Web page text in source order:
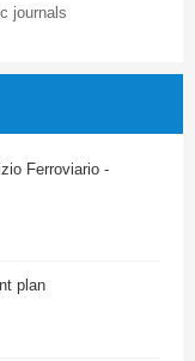
journals
Ferroviario -
plan